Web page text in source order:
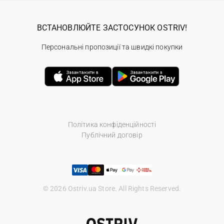
Політика конфіденційності
Публічний договір
© 2026 Ostriv.ua Store. All Rights Reserved.
ВСТАНОВЛЮЙТЕ ЗАСТОСУНОК OSTRIV!
Персональні пропозиції та швидкі покупки